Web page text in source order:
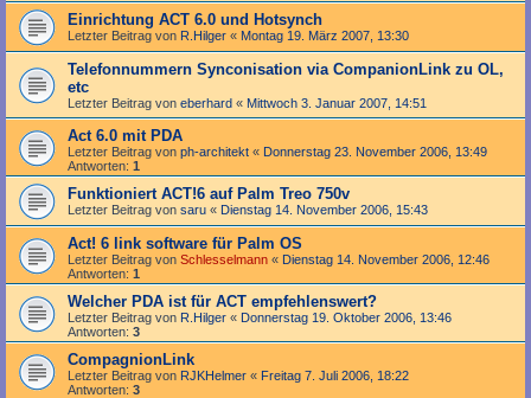
Einrichtung ACT 6.0 und Hotsynch
Letzter Beitrag von R.Hilger « Montag 19. März 2007, 13:30
Telefonnummern Synconisation via CompanionLink zu OL,
etc
Letzter Beitrag von eberhard « Mittwoch 3. Januar 2007, 14:51
Act 6.0 mit PDA
Letzter Beitrag von ph-architekt « Donnerstag 23. November 2006, 13:49
Antworten: 1
Funktioniert ACT!6 auf Palm Treo 750v
Letzter Beitrag von saru « Dienstag 14. November 2006, 15:43
Act! 6 link software für Palm OS
Letzter Beitrag von Schlesselmann « Dienstag 14. November 2006, 12:46
Antworten: 1
Welcher PDA ist für ACT empfehlenswert?
Letzter Beitrag von R.Hilger « Donnerstag 19. Oktober 2006, 13:46
Antworten: 3
CompagnionLink
Letzter Beitrag von RJKHelmer « Freitag 7. Juli 2006, 18:22
Antworten: 3